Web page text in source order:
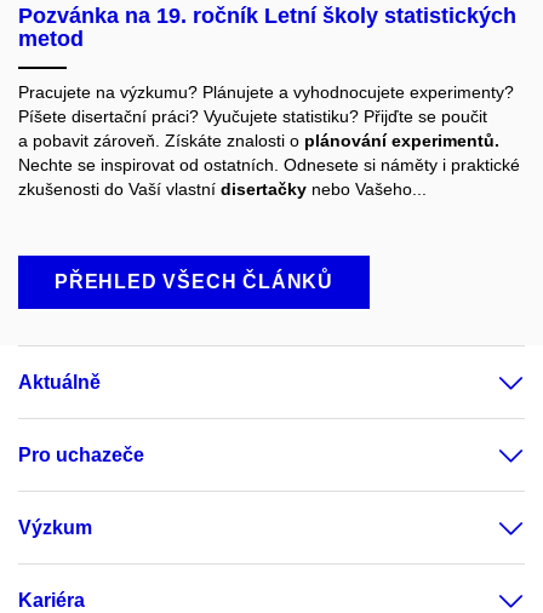
Pozvánka na 19. ročník Letní školy statistických
metod
Pracujete na výzkumu? Plánujete a vyhodnocujete experimenty?
Píšete disertační práci? Vyučujete statistiku? Přijďte se poučit
a pobavit zároveň. Získáte znalosti o plánování experimentů.
Nechte se inspirovat od ostatních. Odnesete si náměty i praktické
zkušenosti do Vaší vlastní disertačky nebo Vašeho...
PŘEHLED VŠECH ČLÁNKŮ
Aktuálně
Pro uchazeče
Výzkum
Kariéra